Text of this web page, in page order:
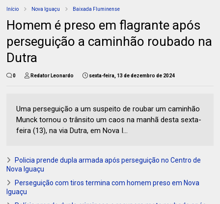
Início Nova Iguaçu Baixada Fluminense
Homem é preso em flagrante após
perseguição a caminhão roubado na
Dutra
0 Redator Leonardo sexta-feira, 13 de dezembro de 2024
Uma perseguição a um suspeito de roubar um caminhão
Munck tornou o trânsito um caos na manhã desta sexta-
feira (13), na via Dutra, em Nova I...
Policia prende dupla armada após perseguição no Centro de
Nova Iguaçu
Perseguição com tiros termina com homem preso em Nova
Iguaçu